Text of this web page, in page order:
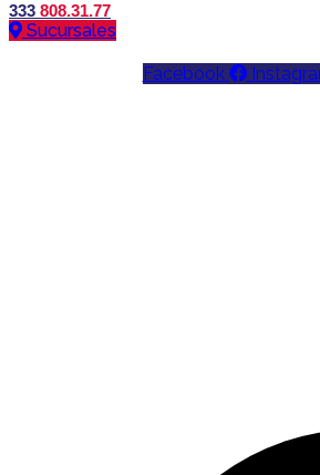
333 808.31.77
Sucursales
Facebook